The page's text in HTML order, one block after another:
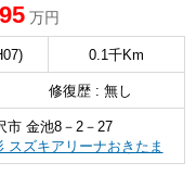
万円
0.1千Km
修復歴 : 無し
市 金池8－2－27
スズキアリーナおきたま